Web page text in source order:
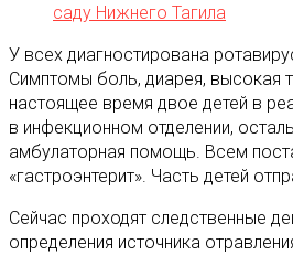
саду Нижнего Тагила
У всех диагностирована
Симптомы боль, диарея, высокая
настоящее время двое детей в
в инфекционном отделении,
амбулаторная помощь. Всем
«гастроэнтерит». Часть детей
Сейчас проходят следственные
определения источника